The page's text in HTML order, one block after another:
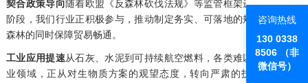
契合政策导向随着欧盟《反森林砍伐法规》等监管框架进入深入讨论
阶段，我们行业正积极参与，推动制定务实、可落地的规则，在保护
森林的同时保障贸易畅通。
工业应用提速从石灰、水泥到可持续航空燃料，各类难以减排的重工
业领域，正从对生物质方案的观望态度，转向严肃的技术评估与落
咨询热线
130 0338
8506 （非
微信号）